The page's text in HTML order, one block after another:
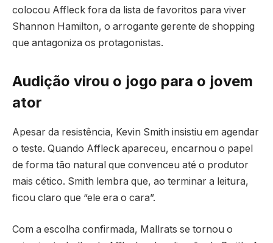
colocou Affleck fora da lista de favoritos para viver
Shannon Hamilton, o arrogante gerente de shopping
que antagoniza os protagonistas.
Audição virou o jogo para o jovem
ator
Apesar da resistência, Kevin Smith insistiu em agendar
o teste. Quando Affleck apareceu, encarnou o papel
de forma tão natural que convenceu até o produtor
mais cético. Smith lembra que, ao terminar a leitura,
ficou claro que “ele era o cara”.
Com a escolha confirmada, Mallrats se tornou o